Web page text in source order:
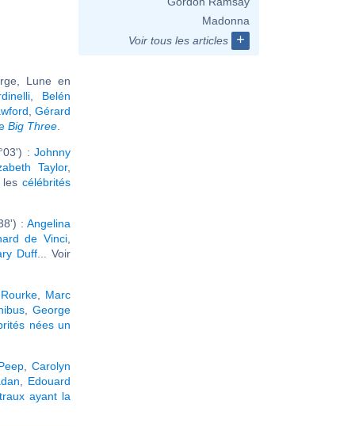
Lune en
Belén
Gérard
Big Three
: Johnny
Taylor,
lescélébrités
: Angelina
de Vinci
Duff ... Voir
Marc
,George
nées un
,Carolyn
Edouard
ayant la
Madonna
Voir tous les articles
+